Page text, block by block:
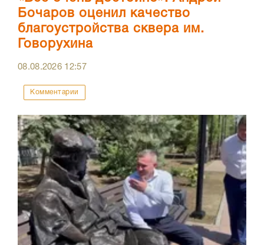
Бочаров оценил качество
благоустройства сквера им.
Говорухина
08.08.2026 12:57
Комментарии